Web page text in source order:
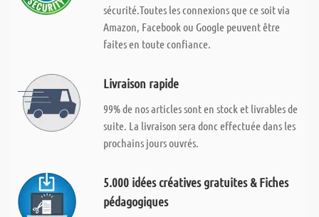
sécurité.Toutes les connexions que ce soit via
Amazon, Facebook ou Google peuvent être
faites en toute confiance.
Livraison rapide
99% de nos articles sont en stock et livrables de
suite. La livraison sera donc effectuée dans les
prochains jours ouvrés.
5.000 idées créatives gratuites & Fiches
pédagogiques